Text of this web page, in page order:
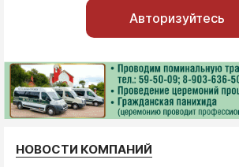
Авторизуйтесь
НОВОСТИ КОМПАНИЙ